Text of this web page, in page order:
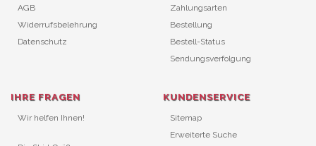
AGB
Widerrufsbelehrung
Datenschutz
Zahlungsarten
Bestellung
Bestell-Status
Sendungsverfolgung
IHRE FRAGEN
Wir helfen Ihnen!
KUNDENSERVICE
Sitemap
Erweiterte Suche